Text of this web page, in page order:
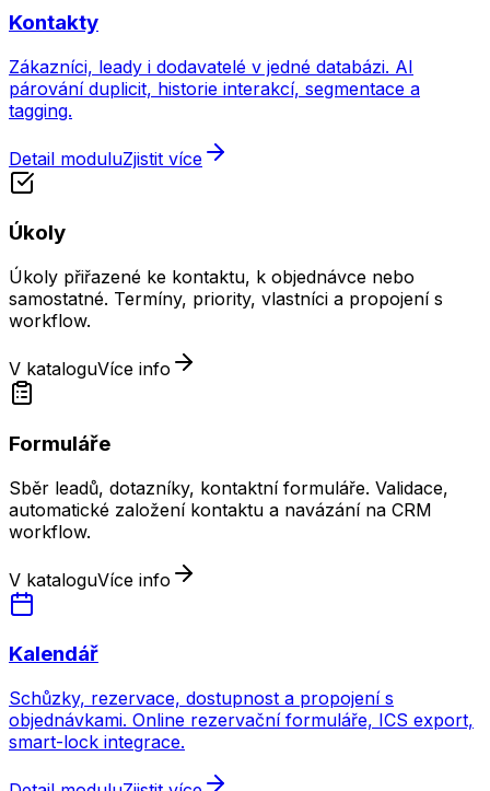
Kontakty
Zákazníci, leady i dodavatelé v jedné databázi. AI
párování duplicit, historie interakcí, segmentace a
tagging.
Detail moduluZjistit více
Úkoly
Úkoly přiřazené ke kontaktu, k objednávce nebo
samostatné. Termíny, priority, vlastníci a propojení s
workflow.
V kataloguVíce info
Formuláře
Sběr leadů, dotazníky, kontaktní formuláře. Validace,
automatické založení kontaktu a navázání na CRM
workflow.
V kataloguVíce info
Kalendář
Schůzky, rezervace, dostupnost a propojení s
objednávkami. Online rezervační formuláře, ICS export,
smart-lock integrace.